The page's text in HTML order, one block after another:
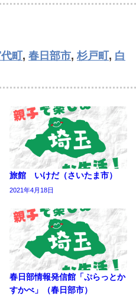
町 , 春日部市, 杉戸町 , 白
旅館 いけだ（さいたま市）
2021年4月18日
春日部情報発信館「ぷらっとか
すかべ」（春日部市）